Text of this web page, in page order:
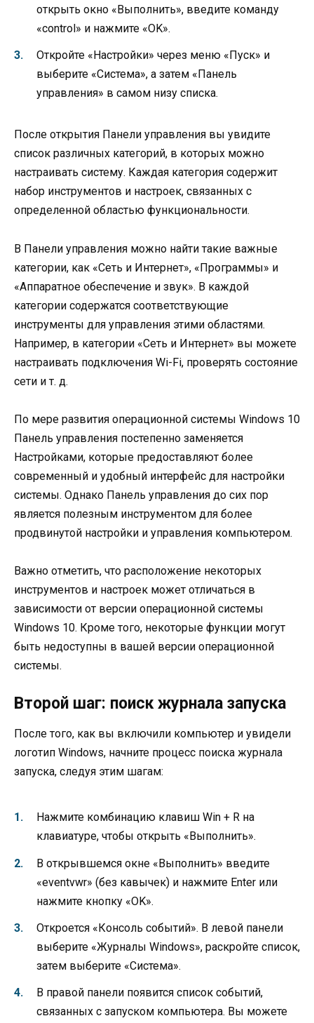
открыть окно «Выполнить», введите команду
«control» и нажмите «OK».
Откройте «Настройки» через меню «Пуск» и
выберите «Система», а затем «Панель
управления» в самом низу списка.
После открытия Панели управления вы увидите
список различных категорий, в которых можно
настраивать систему. Каждая категория содержит
набор инструментов и настроек, связанных с
определенной областью функциональности.
В Панели управления можно найти такие важные
категории, как «Сеть и Интернет», «Программы» и
«Аппаратное обеспечение и звук». В каждой
категории содержатся соответствующие
инструменты для управления этими областями.
Например, в категории «Сеть и Интернет» вы можете
настраивать подключения Wi-Fi, проверять состояние
сети и т. д.
По мере развития операционной системы Windows 10
Панель управления постепенно заменяется
Настройками, которые предоставляют более
современный и удобный интерфейс для настройки
системы. Однако Панель управления до сих пор
является полезным инструментом для более
продвинутой настройки и управления компьютером.
Важно отметить, что расположение некоторых
инструментов и настроек может отличаться в
зависимости от версии операционной системы
Windows 10. Кроме того, некоторые функции могут
быть недоступны в вашей версии операционной
системы.
Второй шаг: поиск журнала запуска
После того, как вы включили компьютер и увидели
логотип Windows, начните процесс поиска журнала
запуска, следуя этим шагам:
Нажмите комбинацию клавиш Win + R на
клавиатуре, чтобы открыть «Выполнить».
В открывшемся окне «Выполнить» введите
«eventvwr» (без кавычек) и нажмите Enter или
нажмите кнопку «OK».
Откроется «Консоль событий». В левой панели
выберите «Журналы Windows», раскройте список,
затем выберите «Система».
В правой панели появится список событий,
связанных с запуском компьютера. Вы можете